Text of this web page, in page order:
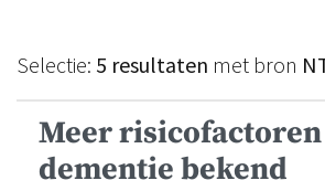
Selectie: 5 resultaten met bron
Meer
dementie bekend